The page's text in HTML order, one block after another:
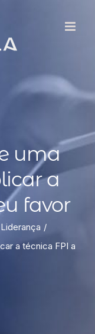
uma
a
favor
Liderança
a técnica FPI a